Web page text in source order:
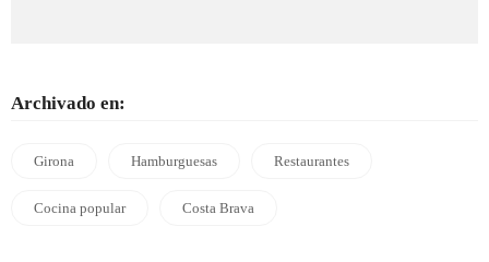
Archivado en:
Girona Hamburguesas Restaurantes
Cocina popular Costa Brava